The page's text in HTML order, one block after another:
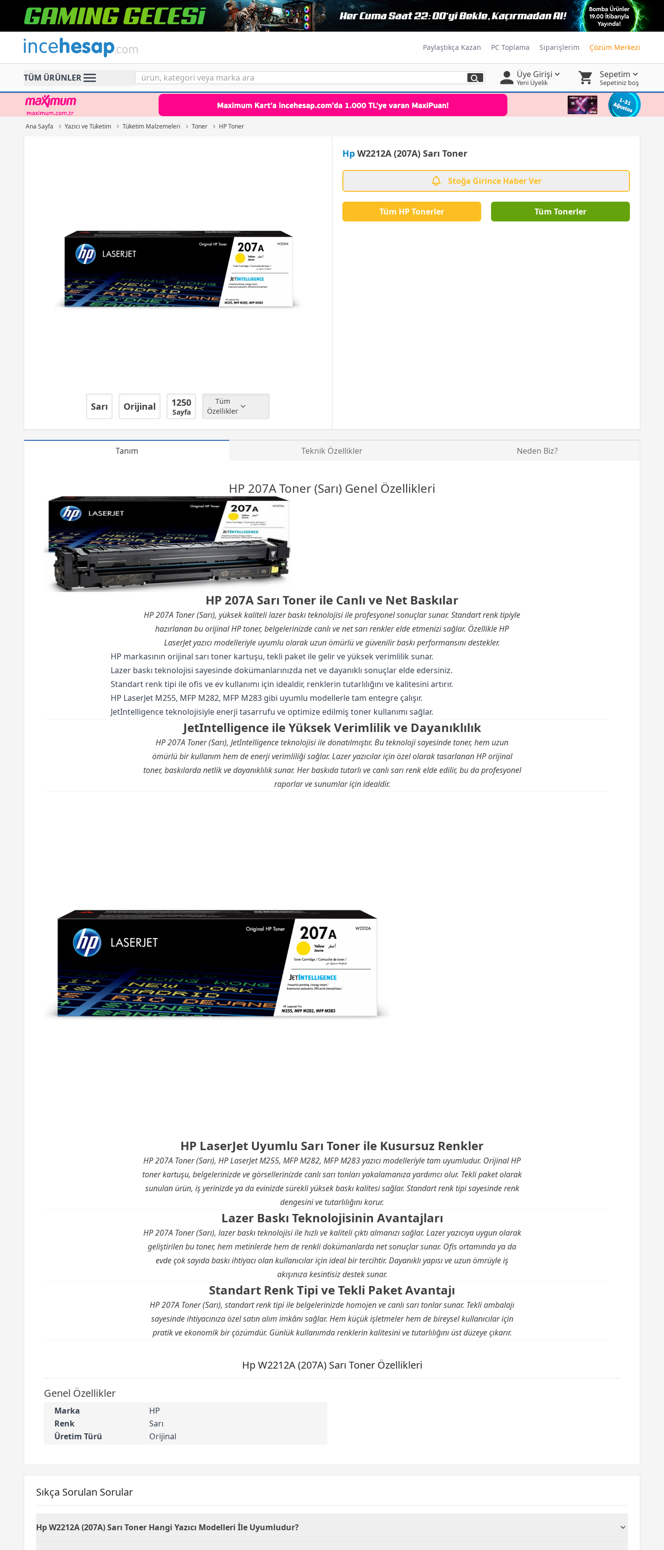
Incehesap Paylaştıkça Kazan PC Toplama Siparişlerim Çözüm Merkezi
TÜM ÜRÜNLER Üye Girişi
Yeni Üyelik
Sepetim
Sepetiniz boş
Ana Sayfa Yazıcı ve Tüketim Tüketim Malzemeleri Toner HP Toner
HpW2212A (207A) Sarı Toner
Sarı Orijinal 1250
Sayfa
Tüm
Özellikler
Stoğa Girince Haber Ver
Tüm HP Tonerler Tüm Tonerler
Tanım Teknik Özellikler Neden Biz?
HP 207A Toner (Sarı) Genel Özellikleri
HP 207A Sarı Toner ile Canlı ve Net Baskılar
HP 207A Toner (Sarı), yüksek kaliteli lazer baskı teknolojisi ile profesyonel sonuçlar sunar. Standart renk tipiyle
hazırlanan bu orijinal HP toner, belgelerinizde canlı ve net sarı renkler elde etmenizi sağlar. Özellikle HP
LaserJet yazıcı modelleriyle uyumlu olarak uzun ömürlü ve güvenilir baskı performansını destekler.
HP markasının orijinal sarı toner kartuşu, tekli paket ile gelir ve yüksek verimlilik sunar.
Lazer baskı teknolojisi sayesinde dokümanlarınızda net ve dayanıklı sonuçlar elde edersiniz.
Standart renk tipi ile ofis ve ev kullanımı için idealdir, renklerin tutarlılığını ve kalitesini artırır.
HP LaserJet M255, MFP M282, MFP M283 gibi uyumlu modellerle tam entegre çalışır.
JetIntelligence teknolojisiyle enerji tasarrufu ve optimize edilmiş toner kullanımı sağlar.
JetIntelligence ile Yüksek Verimlilik ve Dayanıklılık
HP 207A Toner (Sarı), JetIntelligence teknolojisi ile donatılmıştır. Bu teknoloji sayesinde toner, hem uzun
ömürlü bir kullanım hem de enerji verimliliği sağlar. Lazeryazıcılar için özel olarak tasarlanan HP orijinal
toner, baskılarda netlik ve dayanıklılık sunar. Her baskıda tutarlı ve canlı sarı renk elde edilir, bu da profesyonel
raporlar ve sunumlar için idealdir.
HP LaserJet Uyumlu Sarı Toner ile Kusursuz Renkler
HP 207A Toner (Sarı), HP LaserJet M255, MFP M282, MFP M283 yazıcı modelleriyle tam uyumludur. Orijinal HP
toner kartuşu, belgelerinizde ve görsellerinizde canlı sarı tonları yakalamanıza yardımcı olur. Tekli paket olarak
sunulan ürün, iş yerinizde ya da evinizde sürekli yüksek baskı kalitesi sağlar. Standart renk tipi sayesinde renk
dengesini ve tutarlılığını korur.
Lazer Baskı Teknolojisinin Avantajları
HP 207A Toner (Sarı), lazer baskı teknolojisi ile hızlı ve kaliteli çıktı almanızı sağlar. Lazer yazıcıya uygun olarak
geliştirilen bu toner, hem metinlerde hem de renkli dokümanlarda net sonuçlar sunar. Ofis ortamında ya da
evde çok sayıda baskı ihtiyacı olan kullanıcılar için ideal bir tercihtir. Dayanıklı yapısı ve uzun ömrüyle iş
akışınıza kesintisiz destek sunar.
Standart Renk Tipi ve Tekli Paket Avantajı
HP 207A Toner (Sarı), standart renk tipi ile belgelerinizde homojen ve canlı sarı tonlar sunar. Tekli ambalajı
sayesinde ihtiyacınıza özel satın alım imkânı sağlar. Hem küçük işletmeler hem de bireysel kullanıcılar için
pratik ve ekonomik bir çözümdür. Günlük kullanımda renklerin kalitesini ve tutarlılığını üst düzeye çıkarır.
Hp W2212A (207A) Sarı Toner Özellikleri
Genel Özellikler
Marka
HP
Renk
Sarı
Üretim Türü
Orijinal
Sıkça Sorulan Sorular
Hp W2212A (207A) Sarı Toner Hangi Yazıcı Modelleri İle Uyumludur?